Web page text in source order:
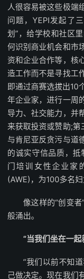
人很容易被这些极端
问题，YEPI发起了
划”，给学校和社区
何识别商业机会和市
资和企业合作等，核
造工作而不是寻找工
即通过商赛选拔出10
年企业家，进行一周
导力、社交能力，并
来获取投资或赞助;第
与肯尼亚反贪污与道
的诚实守信品质，抵
门培训女性企业家
(AWE)，为100多名
像这样的“创变
般涌出。
“当我们坐在一
“我们以前不知
己做决定。现在我们